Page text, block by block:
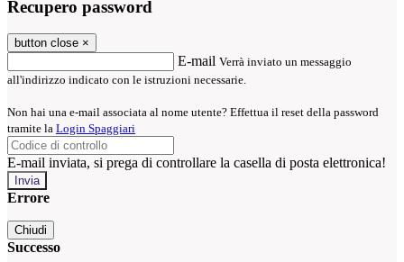
Recupero password
button close ×
E-mail Verrà inviato un messaggio
all'indirizzo indicato con le istruzioni necessarie.
Non hai una e-mail associata al nome utente? Effettua il reset della password
tramite la Login Spaggiari
E-mail inviata, si prega di controllare la casella di posta elettronica!
Errore
Chiudi
Successo